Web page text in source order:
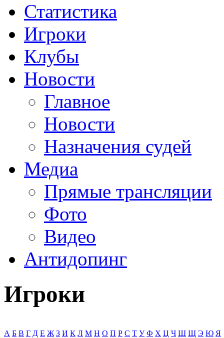
Статистика
Игроки
Клубы
Новости
Главное
Новости
Назначения судей
Медиа
Прямые трансляции
Фото
Видео
Антидопинг
Игроки
А Б В Г Д Е Ж З И К Л М Н О П Р С Т У Ф Х Ц Ч Ш Щ Э Ю Я